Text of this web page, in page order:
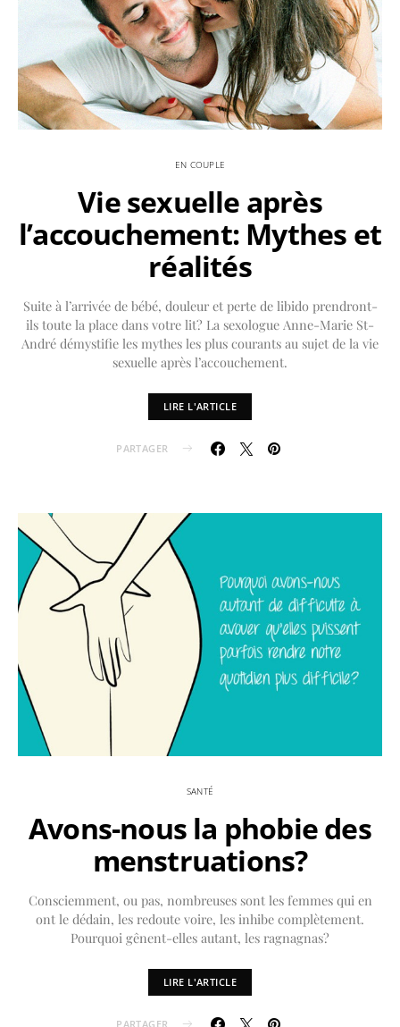
EN COUPLE
Vie sexuelle après
l’accouchement: Mythes et
réalités
Suite à l’arrivée de bébé, douleur et perte de libido prendront-
ils toute la place dans votre lit? La sexologue Anne-Marie St-
André démystifie les mythes les plus courants au sujet de la vie
sexuelle après l’accouchement.
LIRE L'ARTICLE
PARTAGER
SANTÉ
Avons-nous la phobie des
menstruations?
Consciemment, ou pas, nombreuses sont les femmes qui en
ont le dédain, les redoute voire, les inhibe complètement.
Pourquoi gênent-elles autant, les ragnagnas?
LIRE L'ARTICLE
PARTAGER